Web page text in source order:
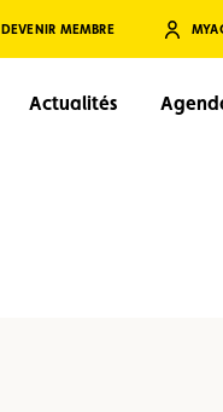
DEVENIR MEMBRE
Actualités